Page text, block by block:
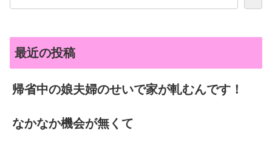
最近の投稿
帰省中の娘夫婦のせいで家が軋むんです！
なかなか機会が無くて